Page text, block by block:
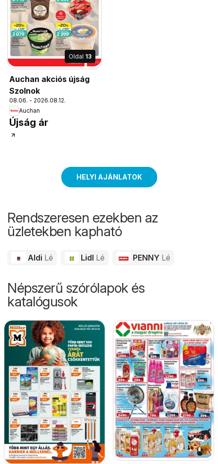
Oldal 13
Auchan akciós újság
Szolnok
08.06. - 2026.08.12.
Auchan
Újság ár
HELYI AJÁNLATOK
Rendszeresen ezekben az
üzletekben kapható
Aldi Lé Lidl Lé PENNY Lé
Népszerű szórólapok és
katalógusok